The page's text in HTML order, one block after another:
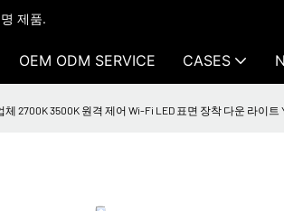
제품.
OEM ODM SERVICE CASES
2700K 3500K 원격 제어 Wi-Fi LED 표면 장착 다운 라이트